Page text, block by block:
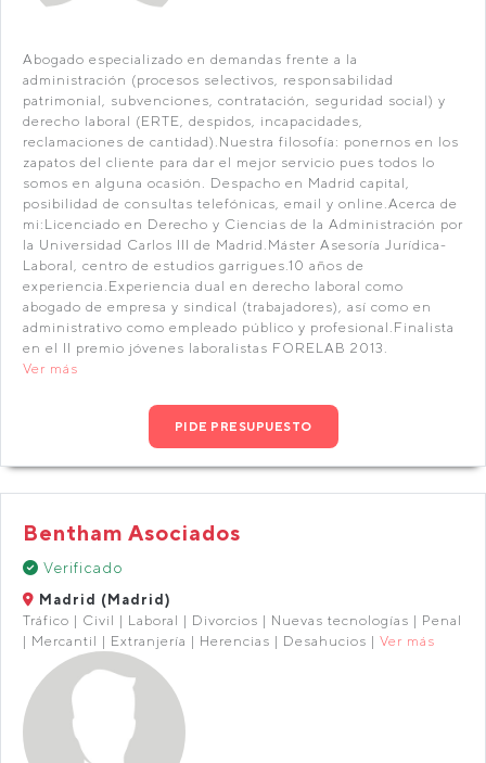
Abogado especializado en demandas frente a la
administración (procesos selectivos, responsabilidad
patrimonial, subvenciones, contratación, seguridad social) y
derecho laboral (ERTE, despidos, incapacidades,
reclamaciones de cantidad).Nuestra filosofía: ponernos en los
zapatos del cliente para dar el mejor servicio pues todos lo
somos en alguna ocasión. Despacho en Madrid capital,
posibilidad de consultas telefónicas, email y online.Acerca de
mi:Licenciado en Derecho y Ciencias de la Administración por
la Universidad Carlos III de Madrid.Máster Asesoría Jurídica-
Laboral, centro de estudios garrigues.10 años de
experiencia.Experiencia dual en derecho laboral como
abogado de empresa y sindical (trabajadores), así como en
administrativo como empleado público y profesional.Finalista
en el II premio jóvenes laboralistas FORELAB 2013.
Ver más
PIDE PRESUPUESTO
Bentham Asociados
Verificado
Madrid (Madrid)
Tráfico | Civil | Laboral | Divorcios | Nuevas tecnologías | Penal
| Mercantil | Extranjería | Herencias | Desahucios | Ver más